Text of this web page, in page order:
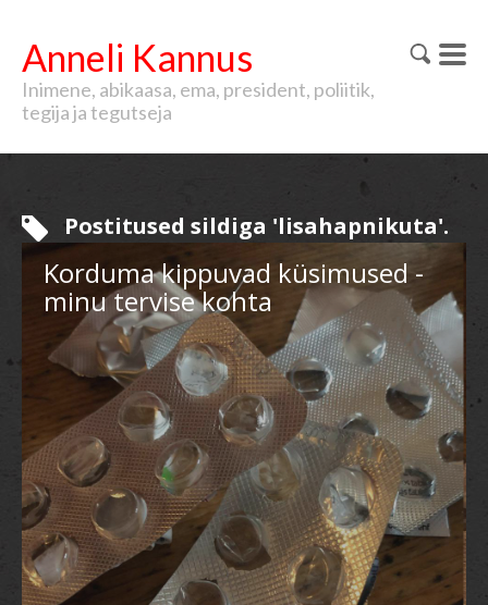
Anneli Kannus
Inimene, abikaasa, ema, president, poliitik,
tegija ja tegutseja
Postitused sildiga 'lisahapnikuta'.
Korduma kippuvad küsimused -
minu tervise kohta